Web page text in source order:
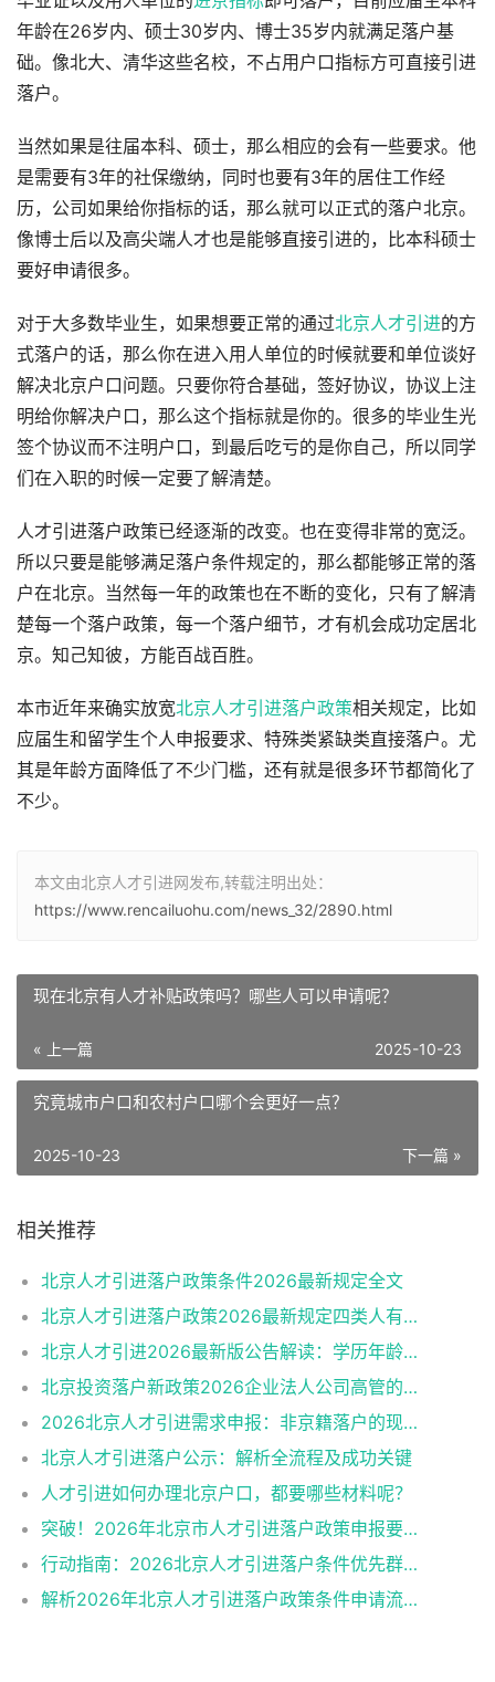
年龄在26岁内、硕士30岁内、博士35岁内就满足落户基
础。像北大、清华这些名校，不占用户口指标方可直接引进
落户。
当然如果是往届本科、硕士，那么相应的会有一些要求。他
是需要有3年的社保缴纳，同时也要有3年的居住工作经
历，公司如果给你指标的话，那么就可以正式的落户北京。
像博士后以及高尖端人才也是能够直接引进的，比本科硕士
要好申请很多。
对于大多数毕业生，如果想要正常的通过北京人才引进的方
式落户的话，那么你在进入用人单位的时候就要和单位谈好
解决北京户口问题。只要你符合基础，签好协议，协议上注
明给你解决户口，那么这个指标就是你的。很多的毕业生光
签个协议而不注明户口，到最后吃亏的是你自己，所以同学
们在入职的时候一定要了解清楚。
人才引进落户政策已经逐渐的改变。也在变得非常的宽泛。
所以只要是能够满足落户条件规定的，那么都能够正常的落
户在北京。当然每一年的政策也在不断的变化，只有了解清
楚每一个落户政策，每一个落户细节，才有机会成功定居北
京。知己知彼，方能百战百胜。
本市近年来确实放宽北京人才引进落户政策相关规定，比如
应届生和留学生个人申报要求、特殊类紧缺类直接落户。尤
其是年龄方面降低了不少门槛，还有就是很多环节都简化了
不少。
本文由北京人才引进网发布,转载注明出处：
https://www.rencailuohu.com/news_32/2890.html
现在北京有人才补贴政策吗？哪些人可以申请呢？
« 上一篇 2025-10-23
究竟城市户口和农村户口哪个会更好一点？
下一篇 »
2025-10-23
相关推荐
北京人才引进落户政策条件2026最新规定全文
北京人才引进落户政策2026最新规定四类人有资格
北京人才引进2026最新版公告解读：学历年龄是门槛
北京投资落户新政策2026企业法人公司高管的福音
2026北京人才引进需求申报：非京籍落户的现状与困境
北京人才引进落户公示：解析全流程及成功关键
人才引进如何办理北京户口，都要哪些材料呢？
突破！2026年北京市人才引进落户政策申报要求操作指南
行动指南：2026北京人才引进落户条件优先群体政策红利
解析2026年北京人才引进落户政策条件申请流程材料准备